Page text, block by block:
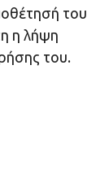
του
η λήψη
του.